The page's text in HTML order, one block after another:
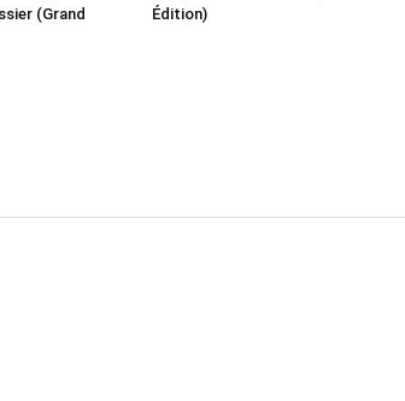
(Grand
Édition)